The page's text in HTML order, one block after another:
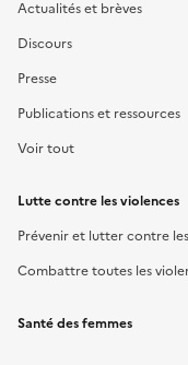
Actualités et brèves
Discours
Presse
Publications et ressources
Voir tout
Lutte contre les violences
Prévenir et lutter contre
Combattre toutes les
Santé des femmes